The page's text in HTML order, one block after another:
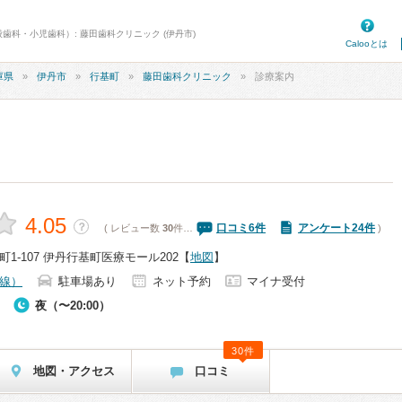
科・小児歯科）: 藤田歯科クリニック (伊丹市)
Calooとは
県 伊丹市 行基町 藤田歯科クリニック 診療案内
4.05 ？ ( レビュー数 30件… 口コミ 6件 アンケート24件)
1-107 伊丹行基町医療モール202 【地図 】
）
駐車場あり ネット予約
マイナ受付
夜（〜20:00）
地図・アクセス 口コミ
30件